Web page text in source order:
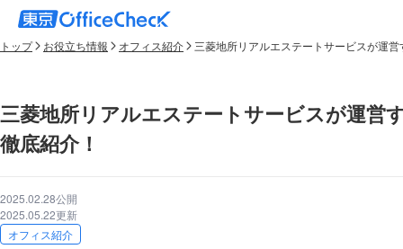
トップ お役立ち情報 オフィス紹介 三菱地所リアルエステートサービスが運
三菱地所リアルエステートサービスが運営
徹底紹介！
2025.02.28公開
2025.05.22更新
オフィス紹介